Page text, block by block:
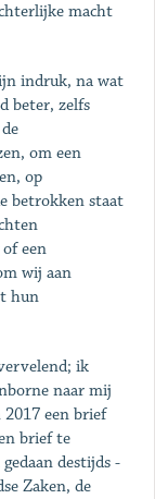
macht
indruk, na wat
beter, zelfs
om een
op
betrokken staat
een
wij aan
hun
ik
naar mij
een brief
brief te
destijds -
Zaken, de